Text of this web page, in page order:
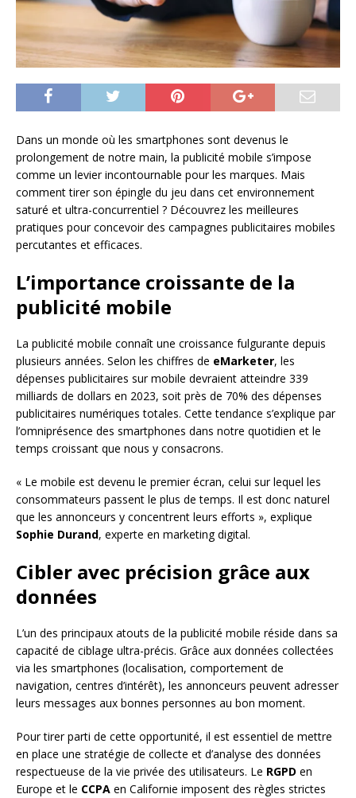
Dans un monde où les smartphones sont devenus le
prolongement de notre main, la publicité mobile s’impose
comme un levier incontournable pour les marques. Mais
comment tirer son épingle du jeu dans cet environnement
saturé et ultra-concurrentiel ? Découvrez les meilleures
pratiques pour concevoir des campagnes publicitaires mobiles
percutantes et efficaces.
L’importance croissante de la
publicité mobile
La publicité mobile connaît une croissance fulgurante depuis
plusieurs années. Selon les chiffres de eMarketer, les
dépenses publicitaires sur mobile devraient atteindre 339
milliards de dollars en 2023, soit près de 70% des dépenses
publicitaires numériques totales. Cette tendance s’explique par
l’omniprésence des smartphones dans notre quotidien et le
temps croissant que nous y consacrons.
« Le mobile est devenu le premier écran, celui sur lequel les
consommateurs passent le plus de temps. Il est donc naturel
que les annonceurs y concentrent leurs efforts », explique
Sophie Durand, experte en marketing digital.
Cibler avec précision grâce aux
données
L’un des principaux atouts de la publicité mobile réside dans sa
capacité de ciblage ultra-précis. Grâce aux données collectées
via les smartphones (localisation, comportement de
navigation, centres d’intérêt), les annonceurs peuvent adresser
leurs messages aux bonnes personnes au bon moment.
Pour tirer parti de cette opportunité, il est essentiel de mettre
en place une stratégie de collecte et d’analyse des données
respectueuse de la vie privée des utilisateurs. Le RGPD en
Europe et le CCPA en Californie imposent des règles strictes